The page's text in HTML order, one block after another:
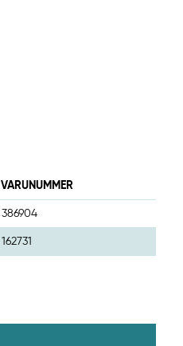
VARUNUMMER
386904
162731